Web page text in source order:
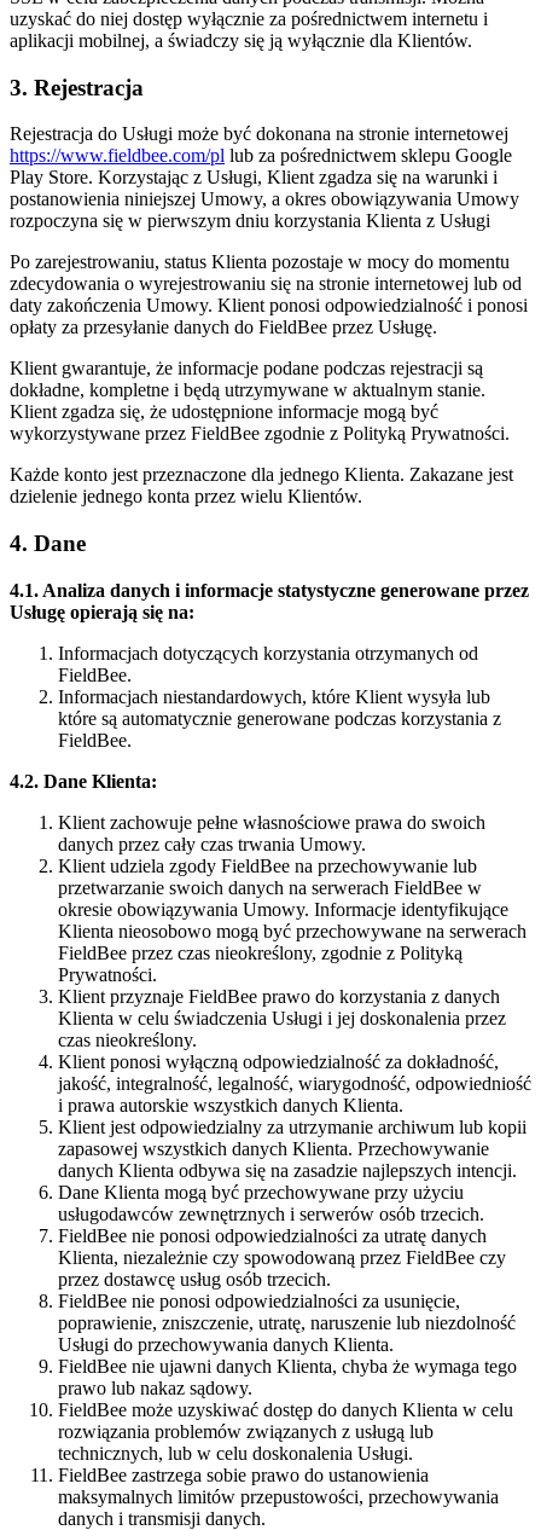
uzyskać do niej dostęp wyłącznie za pośrednictwem internetu i
aplikacji mobilnej, a świadczy się ją wyłącznie dla Klientów.
3. Rejestracja
Rejestracja do Usługi może być dokonana na stronie internetowej
https://www.fieldbee.com/pl lub za pośrednictwem sklepu Google
Play Store. Korzystając z Usługi, Klient zgadza się na warunki i
postanowienia niniejszej Umowy, a okres obowiązywania Umowy
rozpoczyna się w pierwszym dniu korzystania Klienta z Usługi
Po zarejestrowaniu, status Klienta pozostaje w mocy do momentu
zdecydowania o wyrejestrowaniu się na stronie internetowej lub od
daty zakończenia Umowy. Klient ponosi odpowiedzialność i ponosi
opłaty za przesyłanie danych do FieldBee przez Usługę.
Klient gwarantuje, że informacje podane podczas rejestracji są
dokładne, kompletne i będą utrzymywane w aktualnym stanie.
Klient zgadza się, że udostępnione informacje mogą być
wykorzystywane przez FieldBee zgodnie z Polityką Prywatności.
Każde konto jest przeznaczone dla jednego Klienta. Zakazane jest
dzielenie jednego konta przez wielu Klientów.
4. Dane
4.1. Analiza danych i informacje statystyczne generowane przez
Usługę opierają się na:
Informacjach dotyczących korzystania otrzymanych od
FieldBee.
Informacjach niestandardowych, które Klient wysyła lub
które są automatycznie generowane podczas korzystania z
FieldBee.
4.2. Dane Klienta:
Klient zachowuje pełne własnościowe prawa do swoich
danych przez cały czas trwania Umowy.
Klient udziela zgody FieldBee na przechowywanie lub
przetwarzanie swoich danych na serwerach FieldBee w
okresie obowiązywania Umowy. Informacje identyfikujące
Klienta nieosobowo mogą być przechowywane na serwerach
FieldBee przez czas nieokreślony, zgodnie z Polityką
Prywatności.
Klient przyznaje FieldBee prawo do korzystania z danych
Klienta w celu świadczenia Usługi i jej doskonalenia przez
czas nieokreślony.
Klient ponosi wyłączną odpowiedzialność za dokładność,
jakość, integralność, legalność, wiarygodność, odpowiedniość
i prawa autorskie wszystkich danych Klienta.
Klient jest odpowiedzialny za utrzymanie archiwum lub kopii
zapasowej wszystkich danych Klienta. Przechowywanie
danych Klienta odbywa się na zasadzie najlepszych intencji.
Dane Klienta mogą być przechowywane przy użyciu
usługodawców zewnętrznych i serwerów osób trzecich.
FieldBee nie ponosi odpowiedzialności za utratę danych
Klienta, niezależnie czy spowodowaną przez FieldBee czy
przez dostawcę usług osób trzecich.
FieldBee nie ponosi odpowiedzialności za usunięcie,
poprawienie, zniszczenie, utratę, naruszenie lub niezdolność
Usługi do przechowywania danych Klienta.
FieldBee nie ujawni danych Klienta, chyba że wymaga tego
prawo lub nakaz sądowy.
FieldBee może uzyskiwać dostęp do danych Klienta w celu
rozwiązania problemów związanych z usługą lub
technicznych, lub w celu doskonalenia Usługi.
FieldBee zastrzega sobie prawo do ustanowienia
maksymalnych limitów przepustowości, przechowywania
danych i transmisji danych.